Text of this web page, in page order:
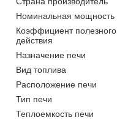
Номинальная мощность
Коэффициент полезного
действия
Назначение печи
Вид топлива
Расположение печи
Тип печи
Теплоемкость печи